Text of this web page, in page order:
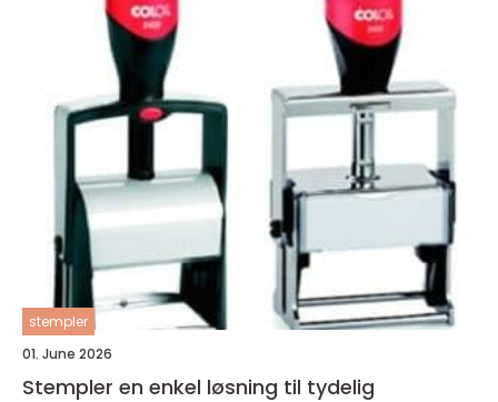
stempler
01. June 2026
Stempler en enkel løsning til tydelig